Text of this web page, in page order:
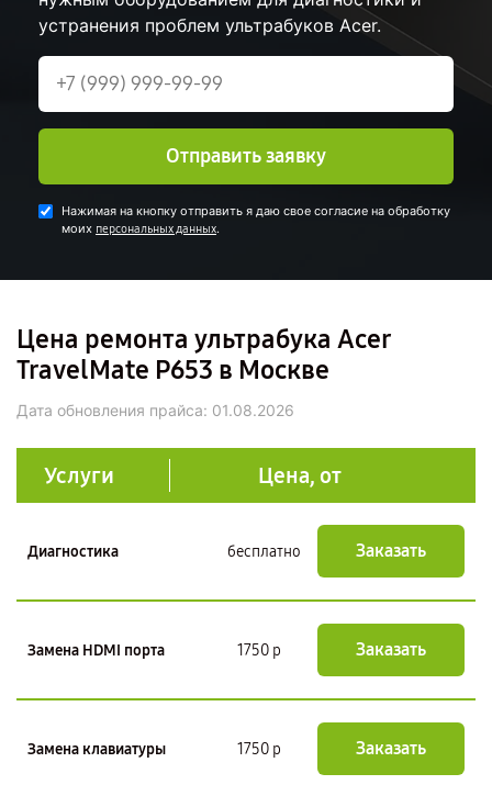
устранения проблем ультрабуков Acer.
Отправить заявку
Нажимая на кнопку отправить я даю свое согласие на обработку
моих персональных данных.
Цена ремонта ультрабука Acer
TravelMate P653 в Москве
Дата обновления прайса: 01.08.2026
Услуги Цена, от
Диагностика бесплатно Заказать
Замена HDMI порта 1750 р Заказать
Замена клавиатуры 1750 р Заказать